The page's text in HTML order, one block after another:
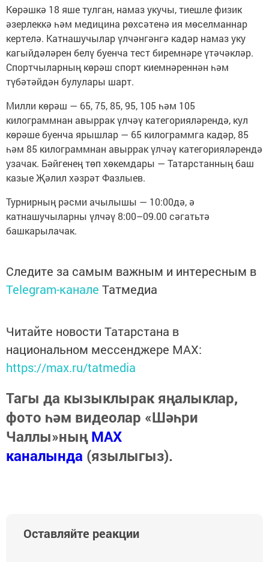
Көрәшкә 18 яше тулган, намаз укучы, тиешле физик
әзерлеккә һәм медицина рөхсәтенә ия мөселманнар
кертелә. Катнашучылар үлчәнгәнгә кадәр намаз уку
кагыйдәләрен белү буенча тест биремнәре үтәчәкләр.
Спортчыларның көрәш спорт киемнәреннән һәм
түбәтәйдән булулары шарт.
Милли көрәш — 65, 75, 85, 95, 105 һәм 105
килограммнан авыррак үлчәү категорияләрендә, кул
көрәше буенча ярышлар — 65 килограммга кадәр, 85
һәм 85 килограммнан авыррак үлчәү категорияләрендә
узачак. Бәйгенең төп хөкемдары — Татарстанның баш
казые Җәлил хәзрәт Фазлыев.
Турнирның рәсми ачылышы — 10:00дә, ә
катнашучыларны үлчәү 8:00–09.00 сәгатьтә
башкарылачак.
Следите за самым важным и интересным в
Telegram-канале Татмедиа
Читайте новости Татарстана в
национальном мессенджере MАХ:
https://max.ru/tatmedia
Тагы да кызыклырак яңалыклар,
фото һәм видеолар «Шәһри
Чаллы»ныңMAX
каналында (язылыгыз).
Оставляйте реакции